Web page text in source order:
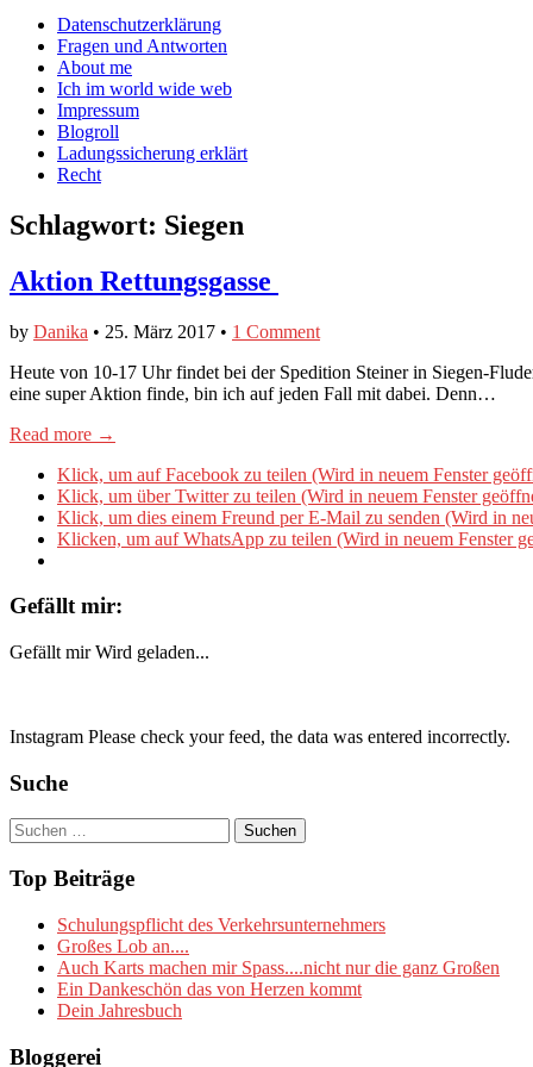
Facebook
anzeigen
Twitter
anzeigen
auf
Instagram
anzeigen
Main
menu
Skip
content
Datenschutzerklärung
Fragen und Antworten
About me
Ich im world wide web
Impressum
Blogroll
Ladungssicherung erklärt
Recht
Schlagwort: Siegen
Aktion Rettungsgasse
by Danika • 25. März 2017 • 1 Comment
Heute von 10-17 Uhr findet bei der Spedition Steiner in Siegen-
eine super Aktion finde, bin ich auf jeden Fall mit dabei. Denn…
Read more →
Klick, um auf Facebook zu teilen (Wird in neuem Fenster
Klick, um über Twitter zu teilen (Wird in neuem Fenster
Klick, um dies einem Freund per E-Mail zu senden (Wird in
Klicken, um auf WhatsApp zu teilen (Wird in neuem Fenster
Gefällt mir:
Gefällt mir Wird geladen...
Instagram Please check your feed, the data was entered incorrectly.
Suche
Suchen
nach:
Top Beiträge
Schulungspflicht des Verkehrsunternehmers
Großes Lob an....
Auch Karts machen mir Spass....nicht nur die ganz Großen
Ein Dankeschön das von Herzen kommt
Dein Jahresbuch
Bloggerei